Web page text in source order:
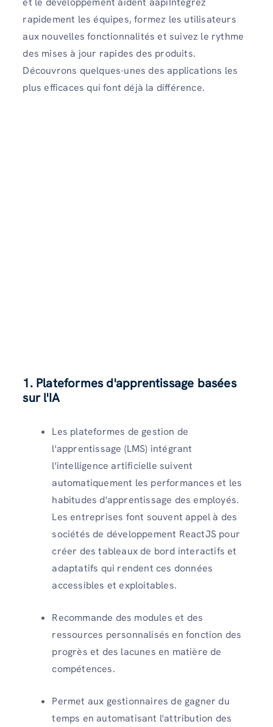
rapidement les équipes, formez les utilisateurs
aux nouvelles fonctionnalités et suivez le rythme
des mises à jour rapides des produits.
Découvrons quelques-unes des applications les
plus efficaces qui font déjà la différence.
1. Plateformes d'apprentissage basées
sur l'IA
Les plateformes de gestion de
l'apprentissage (LMS) intégrant
l'intelligence artificielle suivent
automatiquement les performances et les
habitudes d'apprentissage des employés.
Les entreprises font souvent appel à des
sociétés de développement ReactJS pour
créer des tableaux de bord interactifs et
adaptatifs qui rendent ces données
accessibles et exploitables.
Recommande des modules et des
ressources personnalisés en fonction des
progrès et des lacunes en matière de
compétences.
Permet aux gestionnaires de gagner du
temps en automatisant l'attribution des